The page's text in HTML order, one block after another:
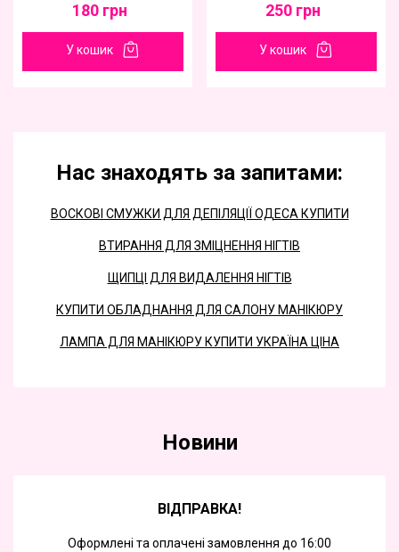
180 грн
У кошик
250 грн
У кошик
Нас знаходять за запитами:
ВОСКОВІ СМУЖКИ ДЛЯ ДЕПІЛЯЦІЇ ОДЕСА ​​КУПИТИ
ВТИРАННЯ ДЛЯ ЗМІЦНЕННЯ НІГТІВ
ЩИПЦІ ДЛЯ ВИДАЛЕННЯ НІГТІВ
КУПИТИ ОБЛАДНАННЯ ДЛЯ САЛОНУ МАНІКЮРУ
ЛАМПА ДЛЯ МАНІКЮРУ КУПИТИ УКРАЇНА ЦІНА
Новини
ВІДПРАВКА!
Оформлені та оплачені замовлення до 16:00